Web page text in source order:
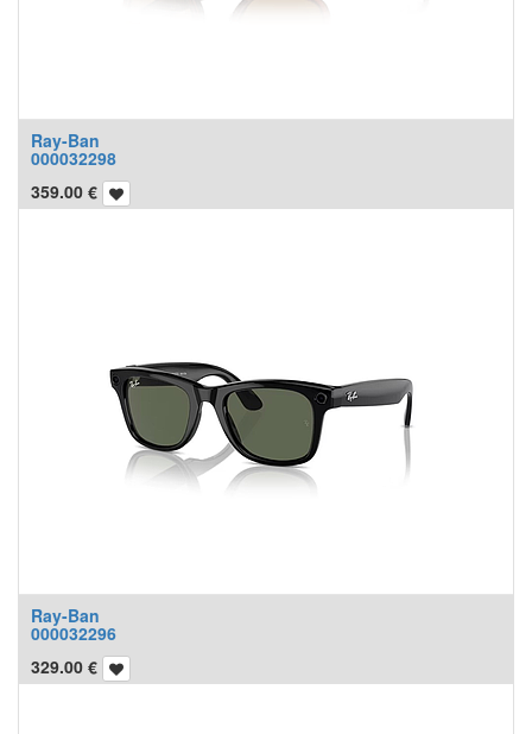
Ray-Ban
000032298
359.00 €
Ray-Ban
000032296
329.00 €